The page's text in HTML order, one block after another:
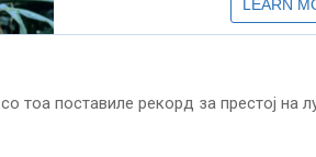
тоа поставиле рекорд за престој на